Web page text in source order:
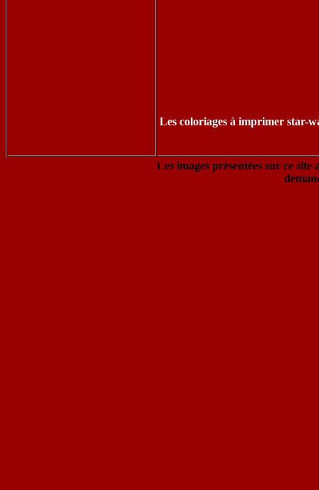
Les coloriages à imprimer star-
Les images présentées sur ce